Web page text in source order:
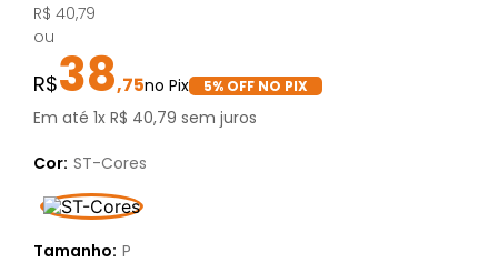
R$ 40,79
ou
38,75 5% OFF NO PIX
Em até1xR$ 40,79 sem juros
Cor: ST-Cores
Tamanho: P